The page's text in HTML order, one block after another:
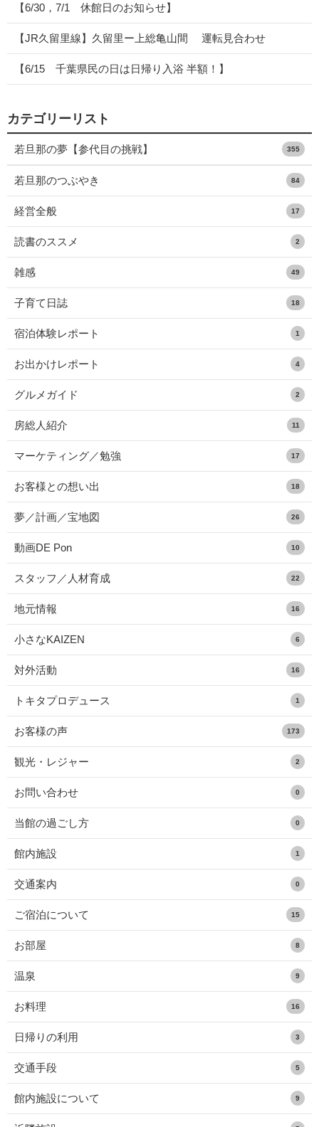
【6/30，7/1 休館日のお知らせ】
【JR久留里線】久留里ー上総亀山間 運転見合わせ
【6/15 千葉県民の日は日帰り入浴 半額！】
カテゴリーリスト
若旦那の夢【参代目の挑戦】 355
若旦那のつぶやき 84
経営全般 17
読書のススメ 2
雑感 49
子育て日誌 18
宿泊体験レポート 1
お出かけレポート 4
グルメガイド 2
房総人紹介 11
マーケティング／勉強 17
お客様との想い出 18
夢／計画／宝地図 26
動画DE Pon 10
スタッフ／人材育成 22
地元情報 16
小さなKAIZEN 6
対外活動 16
トキタプロデュース 1
お客様の声 173
観光・レジャー 2
お問い合わせ 0
当館の過ごし方 0
館内施設 1
交通案内 0
ご宿泊について 15
お部屋 8
温泉 9
お料理 16
日帰りの利用 3
交通手段 5
館内施設について 9